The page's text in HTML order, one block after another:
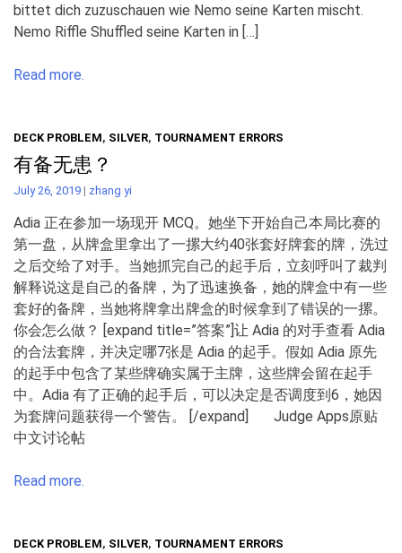
bittet dich zuzuschauen wie Nemo seine Karten mischt.
Nemo Riffle Shuffled seine Karten in […]
Read more.
DECK PROBLEM, SILVER, TOURNAMENT ERRORS
有备无患？
July 26, 2019 | zhang yi
Adia 正在参加一场现开 MCQ。她坐下开始自己本局比赛的
第一盘，从牌盒里拿出了一摞大约40张套好牌套的牌，洗过
之后交给了对手。当她抓完自己的起手后，立刻呼叫了裁判
解释说这是自己的备牌，为了迅速换备，她的牌盒中有一些
套好的备牌，当她将牌拿出牌盒的时候拿到了错误的一摞。
你会怎么做？ [expand title=”答案”]让 Adia 的对手查看 Adia
的合法套牌，并决定哪7张是 Adia 的起手。假如 Adia 原先
的起手中包含了某些牌确实属于主牌，这些牌会留在起手
中。Adia 有了正确的起手后，可以决定是否调度到6，她因
为套牌问题获得一个警告。 [/expand] Judge Apps原贴
中文讨论帖
Read more.
DECK PROBLEM, SILVER, TOURNAMENT ERRORS